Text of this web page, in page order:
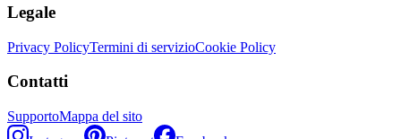
Legale
Privacy PolicyTermini di servizioCookie Policy
Contatti
SupportoMappa del sito